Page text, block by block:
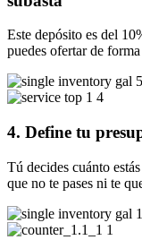
Este depósito es del
puedes ofertar de
4. Define tu
Tú decides cuánto
que no te pases ni te